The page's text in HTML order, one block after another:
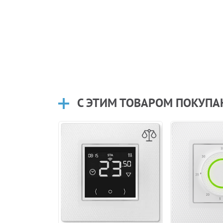
С ЭТИМ ТОВАРОМ